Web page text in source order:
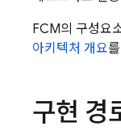
FCM의 구성요
아키텍처 개요
구현 경